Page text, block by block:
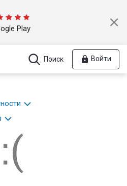
Play
Поиск Войти